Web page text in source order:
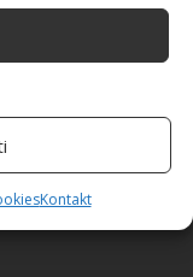
Kontakt